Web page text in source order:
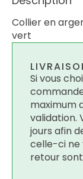
Collier en
vert
Si vous
maximum
validation.
jours afin
celle-ci ne
retour